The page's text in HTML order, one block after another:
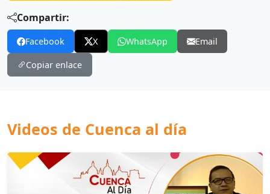
Compartir:
Facebook X WhatsApp Email
Copiar enlace
Videos de Cuenca al día